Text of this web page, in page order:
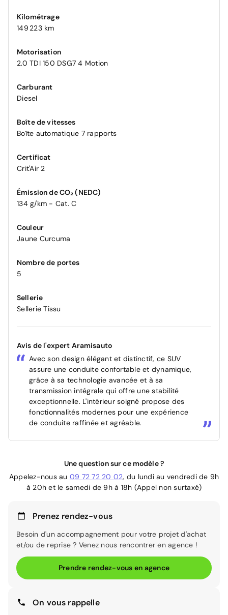
Kilométrage
149 223 km
Motorisation
2.0 TDI 150 DSG7 4 Motion
Carburant
Diesel
Boîte de vitesses
Boîte automatique 7 rapports
Certificat
Crit'Air 2
Émission de CO₂ (NEDC)
134 g/km - Cat. C
Couleur
Jaune Curcuma
Nombre de portes
5
Sellerie
Sellerie Tissu
Avis de l'expert Aramisauto
Avec son design élégant et distinctif, ce SUV
assure une conduite confortable et dynamique,
grâce à sa technologie avancée et à sa
transmission intégrale qui offre une stabilité
exceptionnelle. L'intérieur soigné propose des
fonctionnalités modernes pour une expérience
de conduite raffinée et agréable.
Une question sur ce modèle ?
Appelez-nous au 09 72 72 20 02, du lundi au vendredi de 9h
à 20h et le samedi de 9h à 18h (Appel non surtaxé)
Prenez rendez-vous
Besoin d'un accompagnement pour votre projet d'achat
et/ou de reprise ? Venez nous rencontrer en agence !
Prendre rendez-vous en agence
On vous rappelle